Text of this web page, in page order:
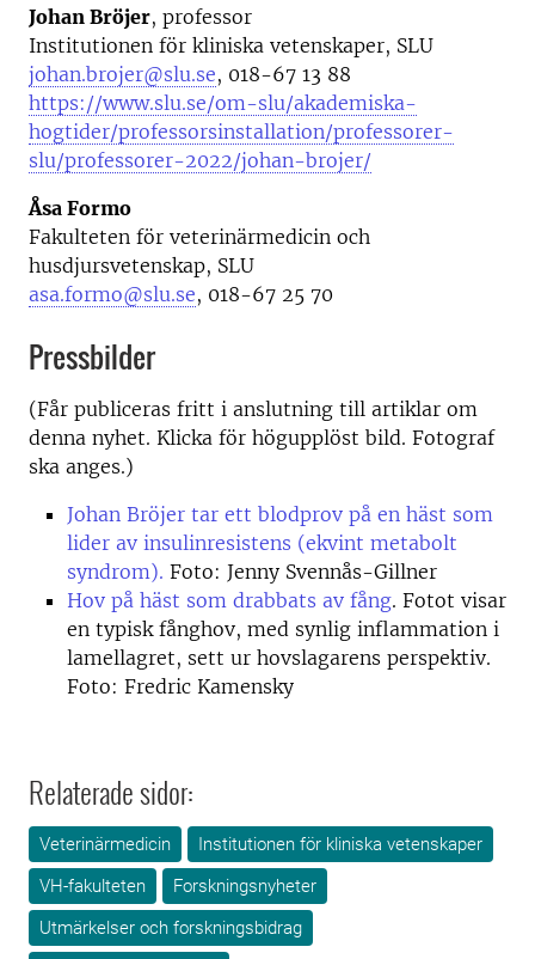
Johan Bröjer, professor
Institutionen för kliniska vetenskaper, SLU
johan.brojer@slu.se, 018-67 13 88
https://www.slu.se/om-slu/akademiska-
hogtider/professorsinstallation/professorer-
slu/professorer-2022/johan-brojer/
Åsa Formo
Fakulteten för veterinärmedicin och
husdjursvetenskap, SLU
asa.formo@slu.se, 018-67 25 70
Pressbilder
(Får publiceras fritt i anslutning till artiklar om
denna nyhet. Klicka för högupplöst bild. Fotograf
ska anges.)
Johan Bröjer tar ett blodprov på en häst som
lider av insulinresistens (ekvint metabolt
syndrom). Foto: Jenny Svennås-Gillner
Hov på häst som drabbats av fång. Fotot visar
en typisk fånghov, med synlig inflammation i
lamellagret, sett ur hovslagarens perspektiv.
Foto: Fredric Kamensky
Relaterade sidor:
Veterinärmedicin
Institutionen för kliniska vetenskaper
VH-fakulteten
Forskningsnyheter
Utmärkelser och forskningsbidrag